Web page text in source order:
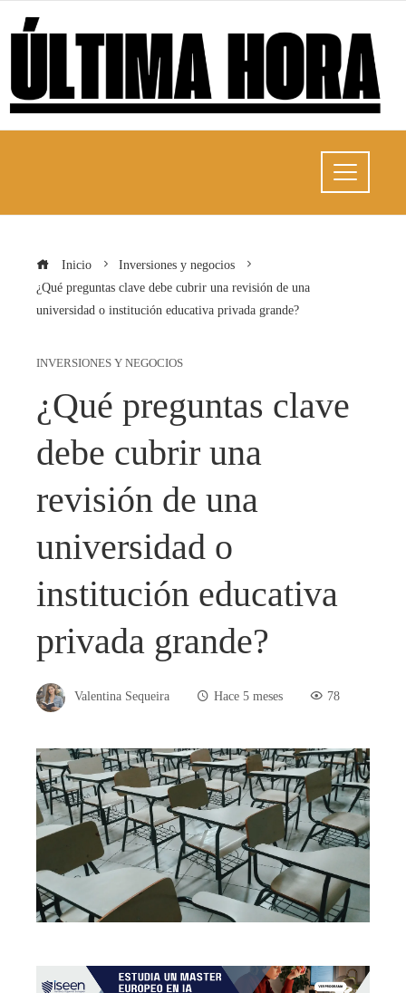
Inicio
Inversiones y negocios
¿Qué preguntas clave debe cubrir una revisión de una
universidad o institución educativa privada grande?
INVERSIONES Y NEGOCIOS
¿Qué preguntas clave
debe cubrir una
revisión de una
universidad o
institución educativa
privada grande?
Valentina Sequeira Hace 5 meses 78